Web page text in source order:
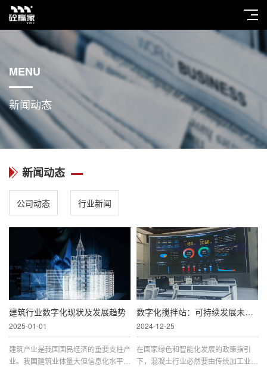
MENU
新闻动态
新闻动态
公司动态 行业新闻
建筑行业数字化现状及发展趋势
2025-01-01
建筑产业是我国国民经济的重要支柱产
业。我国建筑业体量大但信息化水平
数字化搅拌站：可持续发展未来之选
2024-12-25
在国家绿色和智能化发展的政策指引
下，混凝土行业必然要由传统加工业向